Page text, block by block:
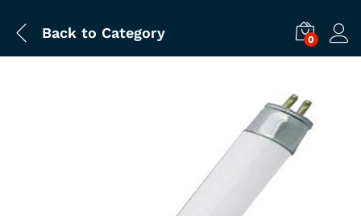
Back to Category 0